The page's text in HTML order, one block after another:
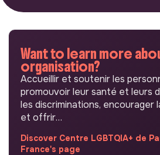
Want to learn more
organisation?
Accueillir et soutenir les
promouvoir leur santé et leurs
les discriminations, encourager
et offrir…
Discover Centre LGBTQIA+ de
France's page